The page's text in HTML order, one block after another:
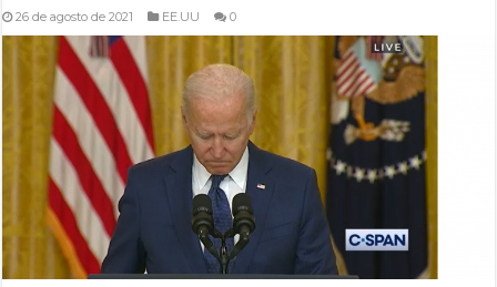
26 de agosto de 2021 EE.UU 0